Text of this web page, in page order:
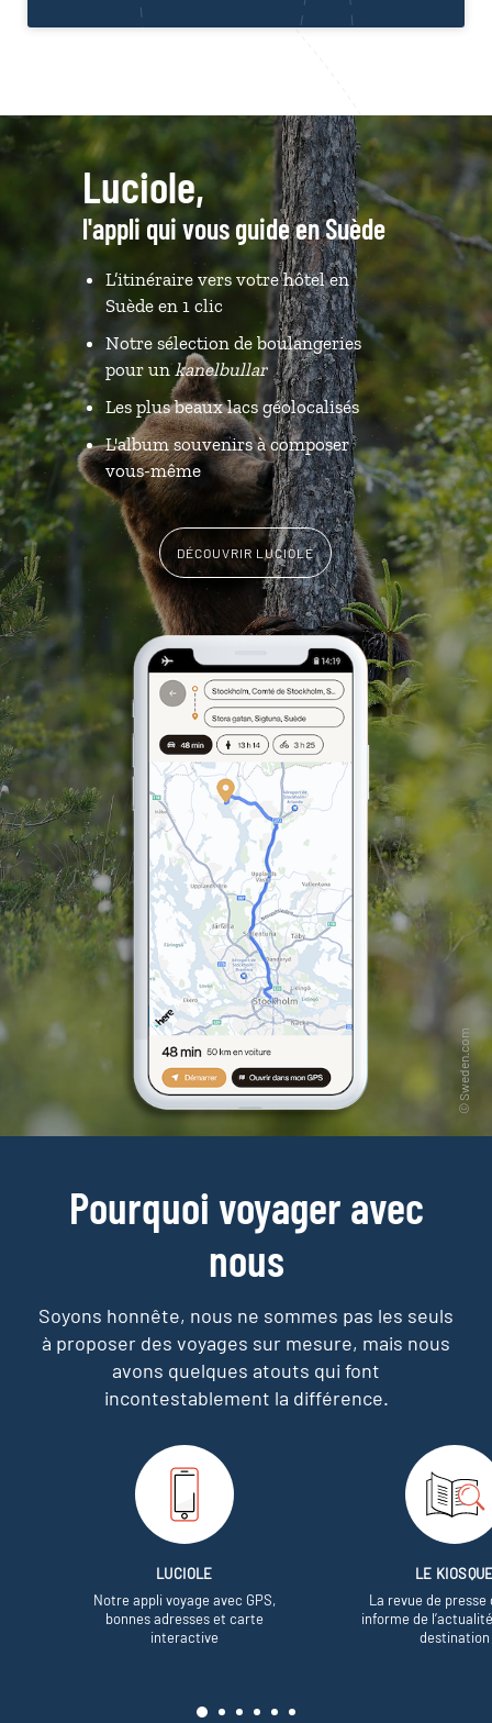
Luciole,
l'appli qui vous guide en Suède
L’itinéraire vers votre hôtel en
Suède en 1 clic
Notre sélection de boulangeries
pour un kanelbullar
Les plus beaux lacs géolocalisés
L'album souvenirs à composer
vous-même
DÉCOUVRIR LUCIOLE
Pourquoi voyager avec
nous
Soyons honnête, nous ne sommes pas les seuls
à proposer des voyages sur mesure, mais nous
avons quelques atouts qui font
incontestablement la différence.
LUCIOLE
Notre appli voyage avec GPS,
bonnes adresses et carte
interactive
LE
La revue de presse
informe de
destination